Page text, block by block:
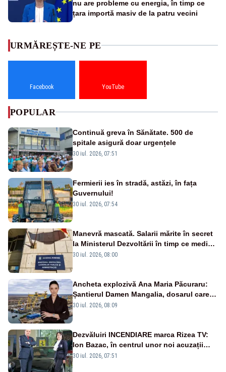
nu are probleme cu energia, în timp ce
țara importă masiv de la patru vecini
URMĂREȘTE-NE PE
Facebook YouTube
POPULAR
Continuă greva în Sănătate. 500 de
spitale asigură doar urgențele
30 iul. 2026, 07:51
Fermierii ies în stradă, astăzi, în fața
Guvernului!
30 iul. 2026, 07:54
Manevră mascată. Salarii mărite în secret
la Ministerul Dezvoltării în timp ce medicii
ies în stradă
30 iul. 2026, 08:00
Ancheta explozivă Ana Maria Păcuraru:
Șantierul Damen Mangalia, dosarul care
scufundă apărarea României
30 iul. 2026, 08:09
Dezvăluiri INCENDIARE marca Rizea TV:
Ion Bazac, în centrul unor noi acuzații
publice
30 iul. 2026, 07:51